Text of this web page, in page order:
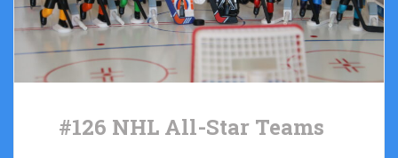
#126 NHL All-Star Teams